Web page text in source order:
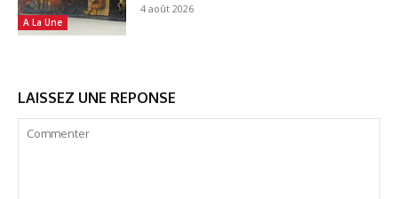
A La Une
4 août 2026
LAISSEZ UNE REPONSE